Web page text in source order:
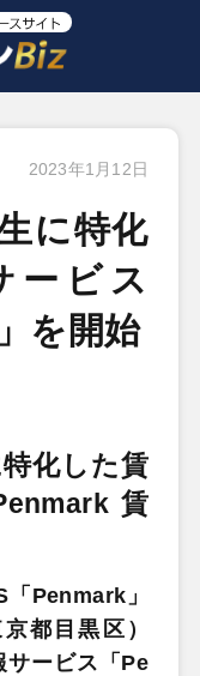
2023年1月12日
に特化
ービス
を開始
化した賃
賃
Penmark」
都目黒区）
サービス「Pe